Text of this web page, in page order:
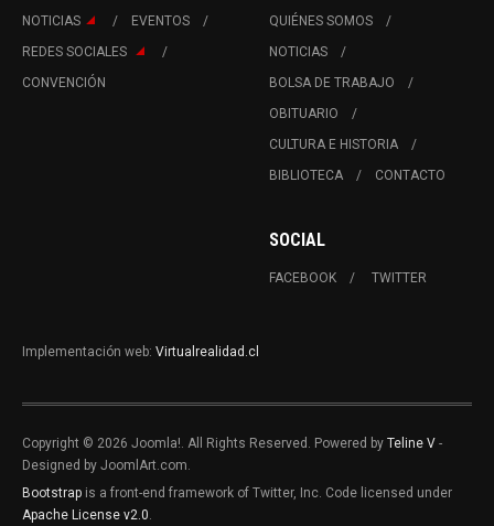
NOTICIAS
EVENTOS
REDES SOCIALES
CONVENCIÓN
QUIÉNES SOMOS
NOTICIAS
BOLSA DE TRABAJO
OBITUARIO
CULTURA E HISTORIA
BIBLIOTECA
CONTACTO
SOCIAL
FACEBOOK TWITTER
Implementación web: Virtualrealidad.cl
Copyright © 2026 Joomla!. All Rights Reserved. Powered by Teline V -
Designed by JoomlArt.com.
Bootstrap is a front-end framework of Twitter, Inc. Code licensed under
Apache License v2.0.